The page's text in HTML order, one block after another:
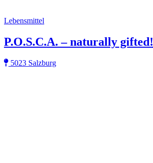
Lebensmittel
P.O.S.C.A. – naturally gifted!
5023 Salzburg